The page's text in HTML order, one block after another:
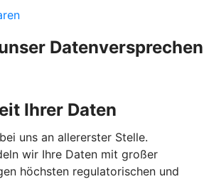
Datenversprechen
Ihrer Daten
uns an allererster Stelle.
wir Ihre Daten mit großer
höchsten regulatorischen und